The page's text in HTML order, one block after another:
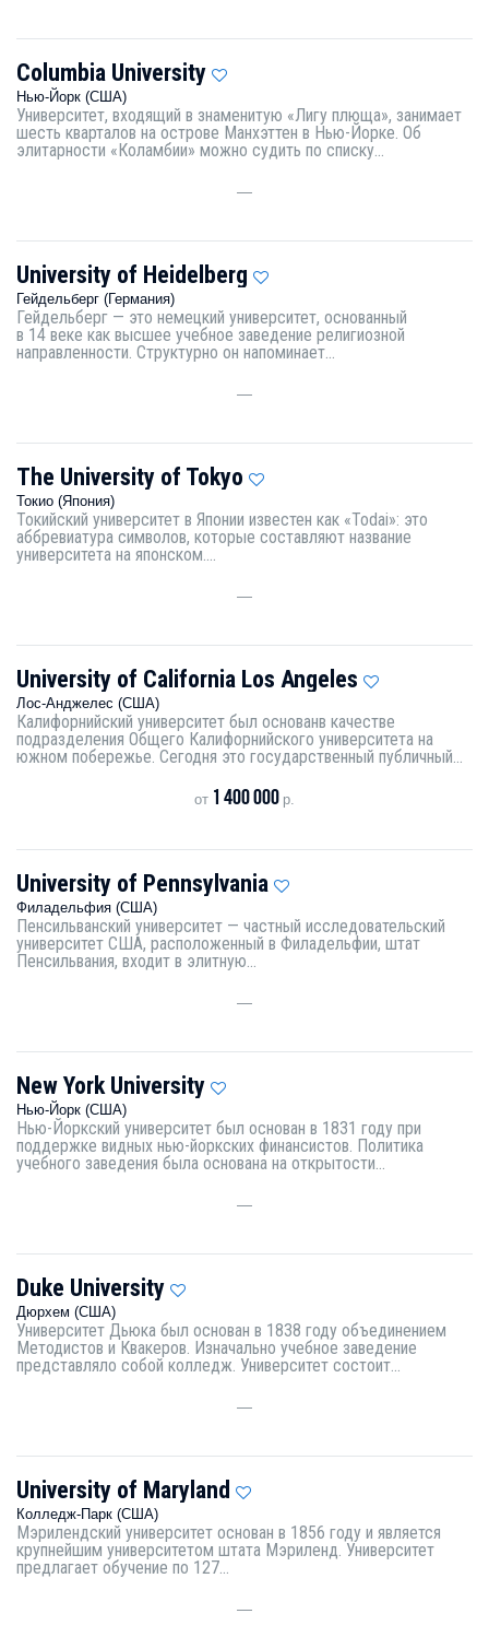
Columbia University
Нью-Йорк (США)
Университет, входящий в знаменитую «Лигу плюща», занимает
шесть кварталов на острове Манхэттен в Нью-Йорке. Об
элитарности «Коламбии» можно судить по списку...
—
University of Heidelberg
Гейдельберг (Германия)
Гейдельберг — это немецкий университет, основанный
в 14 веке как высшее учебное заведение религиозной
направленности. Структурно он напоминает...
—
The University of Tokyo
Токио (Япония)
Токийский университет в Японии известен как «Todai»: это
аббревиатура символов, которые составляют название
университета на японском....
—
University of California Los Angeles
Лос-Анджелес (США)
Калифорнийский университет был основанв качестве
подразделения Общего Калифорнийского университета на
южном побережье. Сегодня это государственный публичный...
от 1 400 000 р.
University of Pennsylvania
Филадельфия (США)
Пенсильванский университет — частный исследовательский
университет США, расположенный в Филадельфии, штат
Пенсильвания, входит в элитную...
—
New York University
Нью-Йорк (США)
Нью-Йоркский университет был основан в 1831 году при
поддержке видных нью-йоркских финансистов. Политика
учебного заведения была основана на открытости...
—
Duke University
Дюрхем (США)
Университет Дьюка был основан в 1838 году объединением
Методистов и Квакеров. Изначально учебное заведение
представляло собой колледж. Университет состоит...
—
University of Maryland
Колледж-Парк (США)
Мэрилендский университет основан в 1856 году и является
крупнейшим университетом штата Мэриленд. Университет
предлагает обучение по 127...
—